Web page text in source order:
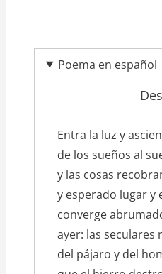
Poema en español
texto_poema
Entra la luz y
de los sueños al
y las cosas
y esperado lugar y
converge
ayer: las seculares
del pájaro y del